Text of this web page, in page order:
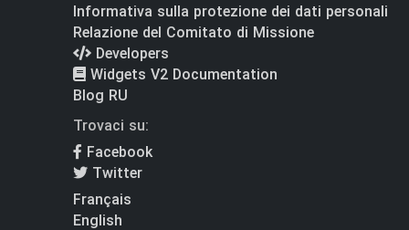
Informativa sulla protezione dei dati personali
Relazione del Comitato di Missione
Developers
Widgets V2 Documentation
Blog RU
Trovaci su:
Facebook
Twitter
Français
English